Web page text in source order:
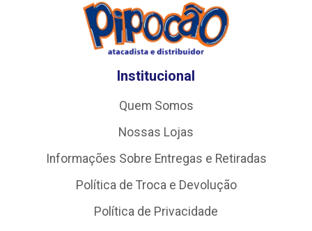
Institucional
Quem Somos
Nossas Lojas
Informações Sobre Entregas e Retiradas
Política de Troca e Devolução
Política de Privacidade